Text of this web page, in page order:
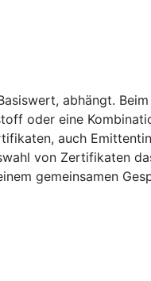
abhängt.
oder eine
auch
von Zertifikaten
gemeinsamen